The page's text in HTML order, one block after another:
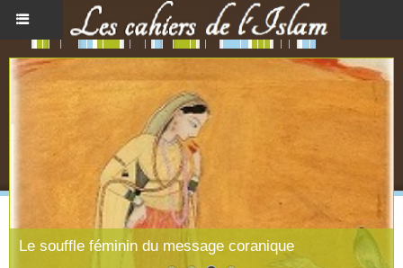
Le souffle féminin du message coranique